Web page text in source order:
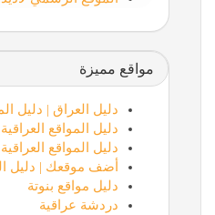
مواقع مميزة
دليل العراق | دليل
دليل المواقع العراقية
دليل المواقع
أضف موقعك | دليل
دليل مواقع بنوتة
دردشة عراقية